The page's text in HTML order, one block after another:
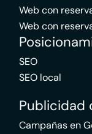
Web con
Web con
SEO
SEO local
Publicidad
Campañas en